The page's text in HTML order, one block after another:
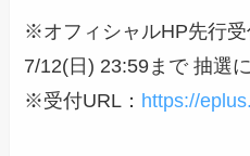
※オフィシャルHP先行受
7/12(日) 23:59まで 抽選
※受付URL： https://